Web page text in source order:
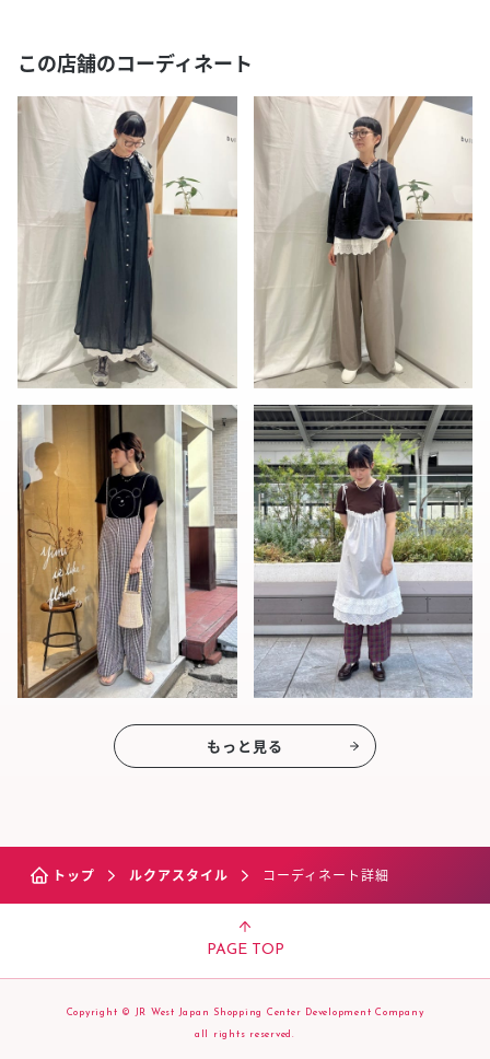
この店舗のコーディネート
もっと見る
トップ ルクアスタイル コーディネート詳細
PAGE TOP
Copyright © JR West Japan Shopping Center Development Company
all rights reserved.